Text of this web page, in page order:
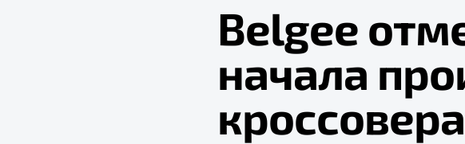
Belgee
начала